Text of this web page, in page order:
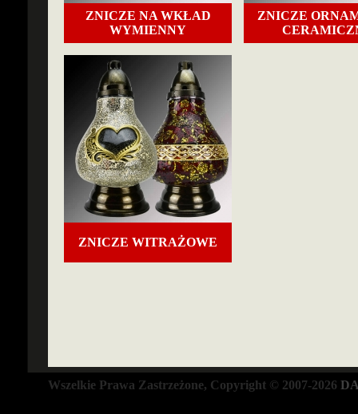
ZNICZE NA WKŁAD
WYMIENNY
ZNICZE
ZNICZE WITRAŻOWE
Wszelkie Prawa Zastrzeżone, Copyright © 2007-2026